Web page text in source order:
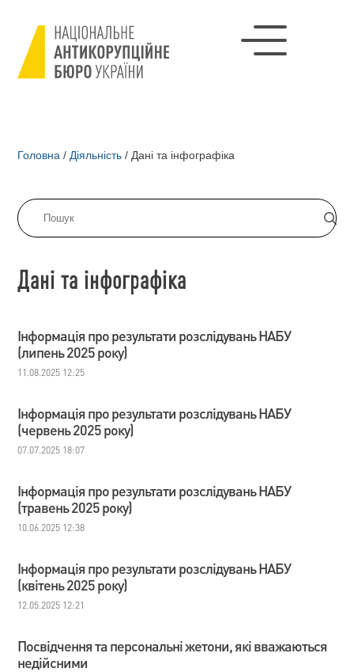
Головна / Діяльність / Дані та інфографіка
Дані та інфографіка
Інформація про результати розслідувань НАБУ
(липень 2025 року)
11.08.2025 12:25
Інформація про результати розслідувань НАБУ
(червень 2025 року)
07.07.2025 18:07
Інформація про результати розслідувань НАБУ
(травень 2025 року)
10.06.2025 12:38
Інформація про результати розслідувань НАБУ
(квітень 2025 року)
12.05.2025 12:21
Посвідчення та персональні жетони, які вважаються
недійсними